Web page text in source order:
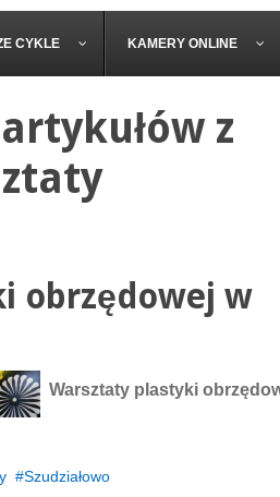
CYKLE KAMERY ONLINE
z
obrzędowej w
Warsztaty plastyki
Szudziałowo